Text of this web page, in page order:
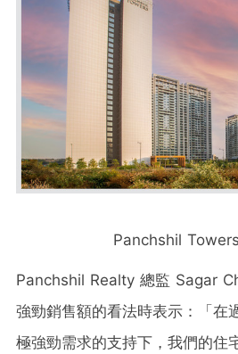
Panchshil
Panchshil Realty 總監 Sagar
強勁銷售額的看法時表示：「在
極強勁需求的支持下，我們的住